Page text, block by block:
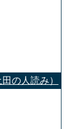
の人読み）